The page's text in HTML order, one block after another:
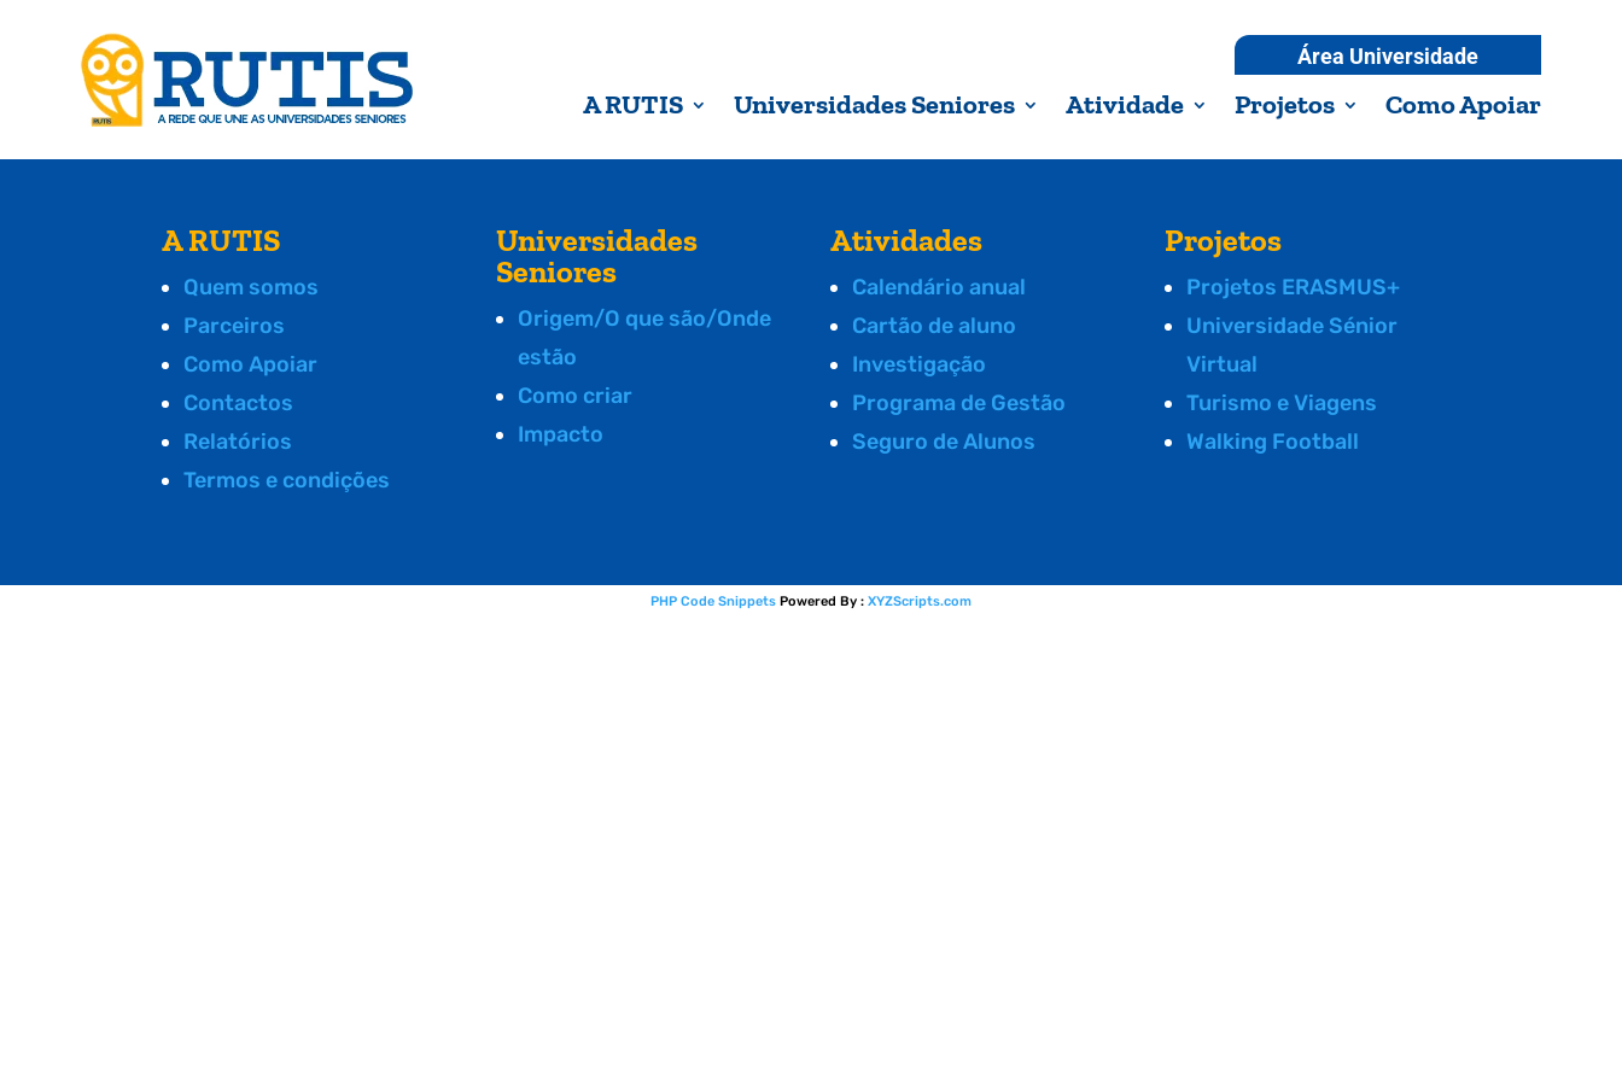
Área Universidade
A RUTIS Universidades Seniores Atividade Projetos Como Apoiar
A RUTIS
Quem somos
Parceiros
Como Apoiar
Contactos
Relatórios
Termos e condições
Universidades
Seniores
Origem/O que são/Onde
estão
Como criar
Impacto
Atividades
Calendário anual
Cartão de aluno
Investigação
Programa de Gestão
Seguro de Alunos
Projetos
Projetos ERASMUS+
Universidade Sénior
Virtual
Turismo e Viagens
Walking Football
PHP Code Snippets Powered By : XYZScripts.com